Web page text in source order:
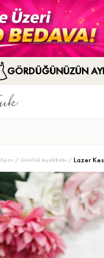
GÖRDÜĞÜNÜZÜN
Spor / Günlük Ayakkabı Lazer